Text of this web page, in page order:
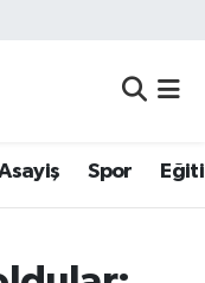
Spor